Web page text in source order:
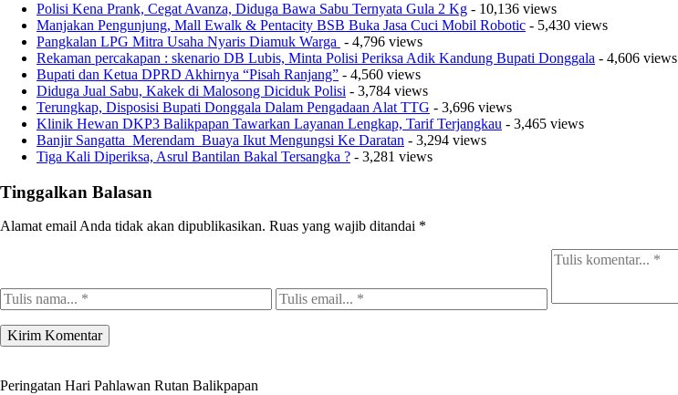
Polisi Kena Prank, Cegat Avanza, Diduga Bawa Sabu Ternyata Gula 2 Kg - 10,136 views
Manjakan Pengunjung, Mall Ewalk & Pentacity BSB Buka Jasa Cuci Mobil Robotic - 5,430 views
Pangkalan LPG Mitra Usaha Nyaris Diamuk Warga - 4,796 views
Rekaman percakapan : skenario DB Lubis, Minta Polisi Periksa Adik Kandung Bupati Donggala - 4,606 views
Bupati dan Ketua DPRD Akhirnya “Pisah Ranjang” - 4,560 views
Diduga Jual Sabu, Kakek di Malosong Diciduk Polisi - 3,784 views
Terungkap, Disposisi Bupati Donggala Dalam Pengadaan Alat TTG - 3,696 views
Klinik Hewan DKP3 Balikpapan Tawarkan Layanan Lengkap, Tarif Terjangkau - 3,465 views
Banjir Sangatta Merendam Buaya Ikut Mengungsi Ke Daratan - 3,294 views
Tiga Kali Diperiksa, Asrul Bantilan Bakal Tersangka ? - 3,281 views
Tinggalkan Balasan
Alamat email Anda tidak akan dipublikasikan. Ruas yang wajib ditandai *
Peringatan Hari Pahlawan Rutan Balikpapan